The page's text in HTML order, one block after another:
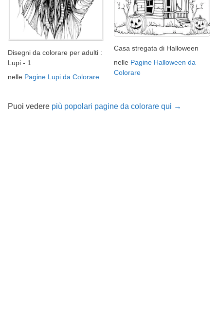
Disegni da colorare per adulti :
Lupi - 1
nelle Pagine Lupi da Colorare
Casa stregata di Halloween
nelle Pagine Halloween da
Colorare
Puoi vedere più popolari pagine da colorare qui →